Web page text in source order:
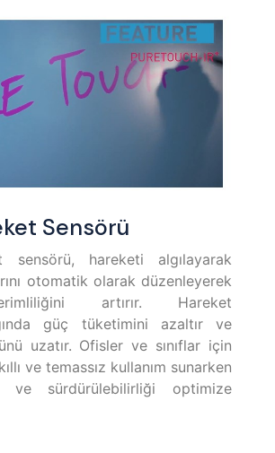
Sensörü
sensörü, hareketi algılayarak
otomatik olarak düzenleyerek
artırır. Hareket
güç tüketimini azaltır ve
uzatır. Ofisler ve sınıflar için
ve temassız kullanım sunarken
ve sürdürülebilirliği optimize